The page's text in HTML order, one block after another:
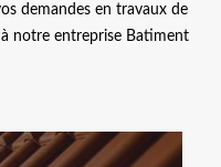
demandes en travaux de
notre entreprise Batiment